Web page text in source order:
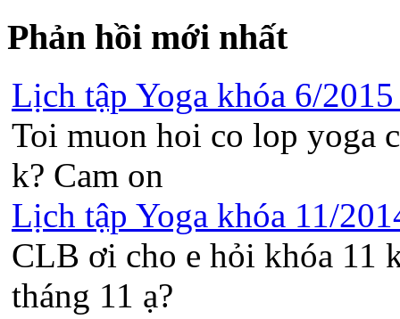
Phản hồi mới nhất
Lịch tập Yoga khóa 6/
Toi muon hoi co lop yoga
k? Cam on
Lịch tập Yoga khóa 11/
CLB ơi cho e hỏi khóa 11
tháng 11 ạ?